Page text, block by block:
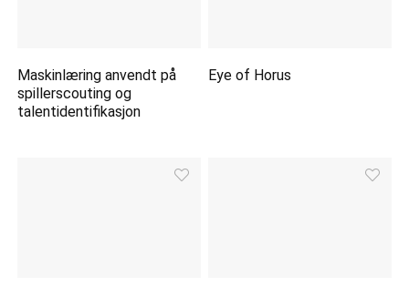
Maskinlæring anvendt på
spillerscouting og
talentidentifikasjon
Eye of Horus